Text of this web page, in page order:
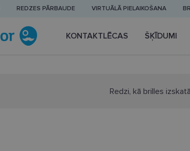
REDZES PĀRBAUDE VIRTUĀLĀ PIELAIKOŠANA
KONTAKTLĒCAS ŠĶĪDUMI
Redzi, kā brilles